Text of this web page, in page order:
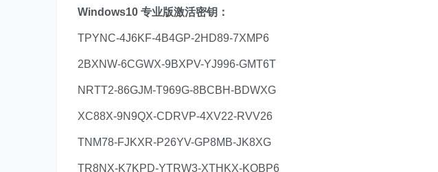
Windows10 专业版激活密钥：
TPYNC-4J6KF-4B4GP-2HD89-7XMP6
2BXNW-6CGWX-9BXPV-YJ996-GMT6T
NRTT2-86GJM-T969G-8BCBH-BDWXG
XC88X-9N9QX-CDRVP-4XV22-RVV26
TNM78-FJKXR-P26YV-GP8MB-JK8XG
TR8NX-K7KPD-YTRW3-XTHKX-KQBP6